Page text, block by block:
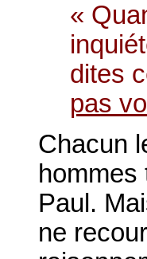
«
dites
pas
Chacun
hommes
Paul.
ne